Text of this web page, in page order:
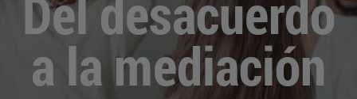
Del desacuerdo
a la mediación